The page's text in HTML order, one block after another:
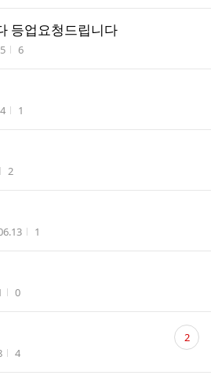
등업요청드립니다
조회수
6
조회수
1
조회수
2
시간 조회수
1
조회수
0
조회수
4
댓
글 2